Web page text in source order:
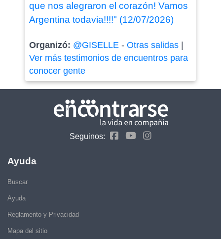
que nos alegraron el corazón! Vamos
Argentina todavia!!!!" (12/07/2026)
Organizó: @GISELLE- Otras salidas|
Ver más testimonios de encuentros para
conocer gente
Seguinos:
Ayuda
Buscar
Ayuda
Reglamento y Privacidad
Mapa del sitio